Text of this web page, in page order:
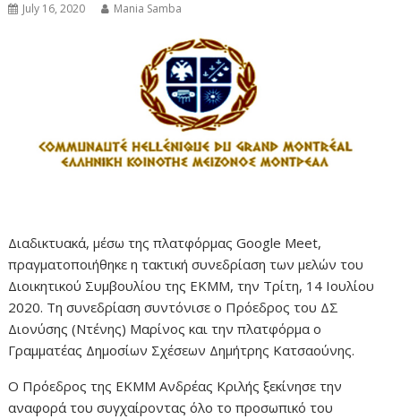
July 16, 2020 Mania Samba
Διαδικτυακά, μέσω της πλατφόρμας Google Meet,
πραγματοποιήθηκε η τακτική συνεδρίαση των μελών του
Διοικητικού Συμβουλίου της ΕΚΜΜ, την Τρίτη, 14 Ιουλίου
2020. Τη συνεδρίαση συντόνισε ο Πρόεδρος του ΔΣ
Διονύσης (Ντένης) Μαρίνος και την πλατφόρμα ο
Γραμματέας Δημοσίων Σχέσεων Δημήτρης Κατσαούνης.
Ο Πρόεδρος της ΕΚΜΜ Ανδρέας Κριλής ξεκίνησε την
αναφορά του συγχαίροντας όλο το προσωπικό του